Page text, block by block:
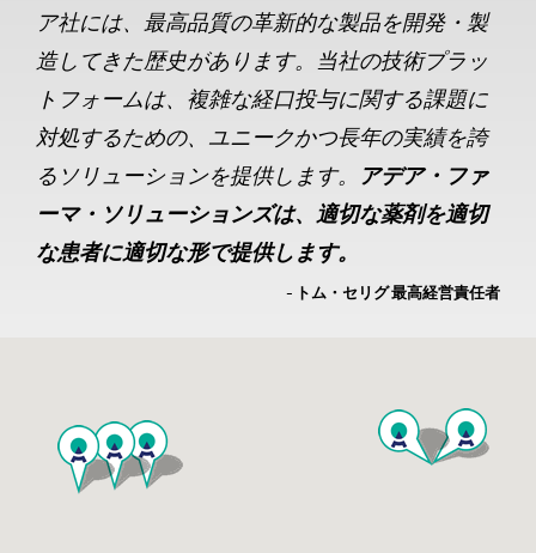
ア社には、最高品質の革新的な製品を開発・製
造してきた歴史があります。当社の技術プラッ
トフォームは、複雑な経口投与に関する課題に
対処するための、ユニークかつ長年の実績を誇
るソリューションを提供します。
アデア・ファ
ーマ・ソリューションズは、適切な薬剤を適切
な患者に適切な形で提供します。
- トム・セリグ 最高経営責任者